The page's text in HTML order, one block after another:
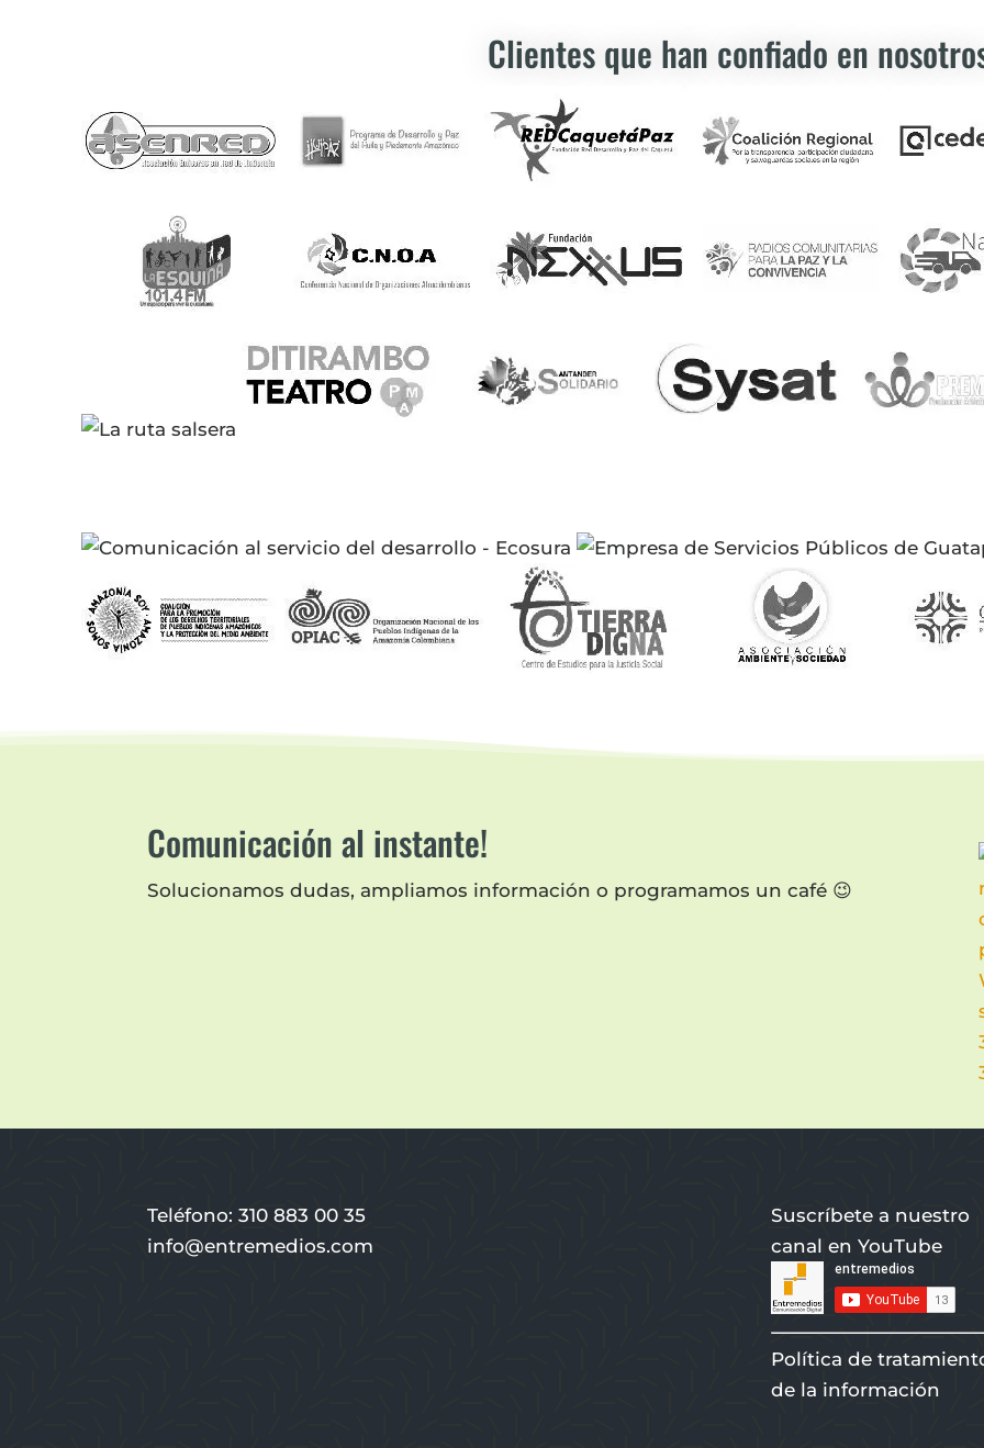
Clientes que han confiado en
Comunicación al instante!
Solucionamos dudas, ampliamos información o programamos un café 😉
Teléfono: 310 883 00 35
info@entremedios.com
Suscríbete a nuestro
canal en YouTube
Política de
de la información